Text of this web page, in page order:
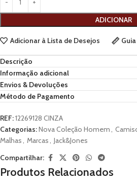
ADICIONAR
Adicionar à Lista de Desejos
Descrição
Informação adicional
Envios & Devoluções
Método de Pagamento
REF:12269128 CINZA
Categorias:Nova Coleção Homem,
Malhas, Marcas, Jack&Jones
Compartilhar:
Produtos Relacionados